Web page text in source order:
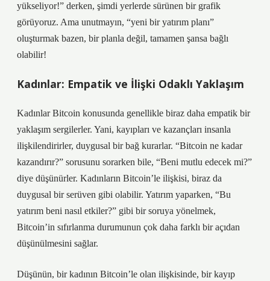
yükseliyor!” derken, şimdi yerlerde sürünen bir grafik
görüyoruz. Ama unutmayın, “yeni bir yatırım planı”
oluşturmak bazen, bir planla değil, tamamen şansa bağlı
olabilir!
Kadınlar: Empatik ve İlişki Odaklı Yaklaşım
Kadınlar Bitcoin konusunda genellikle biraz daha empatik bir
yaklaşım sergilerler. Yani, kayıpları ve kazançları insanla
ilişkilendirirler, duygusal bir bağ kurarlar. “Bitcoin ne kadar
kazandırır?” sorusunu sorarken bile, “Beni mutlu edecek mi?”
diye düşünürler. Kadınların Bitcoin’le ilişkisi, biraz da
duygusal bir serüven gibi olabilir. Yatırım yaparken, “Bu
yatırım beni nasıl etkiler?” gibi bir soruya yönelmek,
Bitcoin’in sıfırlanma durumunun çok daha farklı bir açıdan
düşünülmesini sağlar.
Düşünün, bir kadının Bitcoin’le olan ilişkisinde, bir kayıp